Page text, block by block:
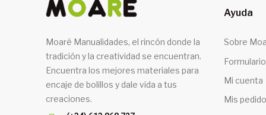
Moaré Manualidades, el rincón donde la
tradición y la creatividad se encuentran.
Encuentra los mejores materiales para
encaje de bolillos y dale vida a tus
creaciones.
Ayuda
Sobre
Mi cuenta
Mis